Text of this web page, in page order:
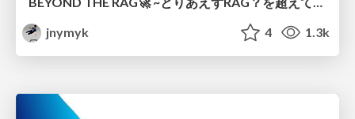
jnymyk
4 1.3k